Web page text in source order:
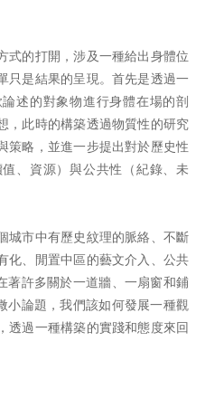
式的打開，涉及一種給出身體位
只是結果的呈現。首先是透過一
述的對象物進行身體在場的剖
，此時的構築透過物質性的研究
策略，並進一步提出對於歷史性
、資源）與公共性（紀錄、未
城市中有歷史紋理的脈絡、不斷
化、閒置中區的藝文介入、公共
著許多關於一道牆、一扇窗和鋪
小論題，我們該如何發展一種觀
透過一種構築的實踐和態度來回